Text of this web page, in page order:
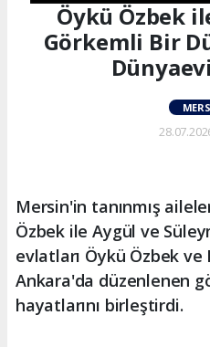
Öykü Özbek
Görkemli Bir
Mersin'in tanınmış
Özbek ile Aygül ve
evlatları Öykü Özbek
Ankara'da düzenlenen
hayatlarını birleştirdi.